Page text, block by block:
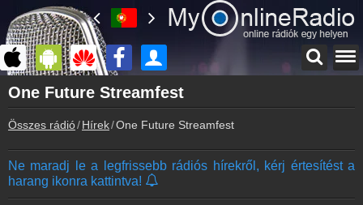
Főoldal
myonlineradio.hu
Bejelentkezés
Kapcsolat
Írj nekünk!
One Future Streamfest
Összes rádió Hírek One Future Streamfest
Ne maradj le a legfrissebb rádiós hírekről, kérj értesítést a
harang ikonra kattintva!